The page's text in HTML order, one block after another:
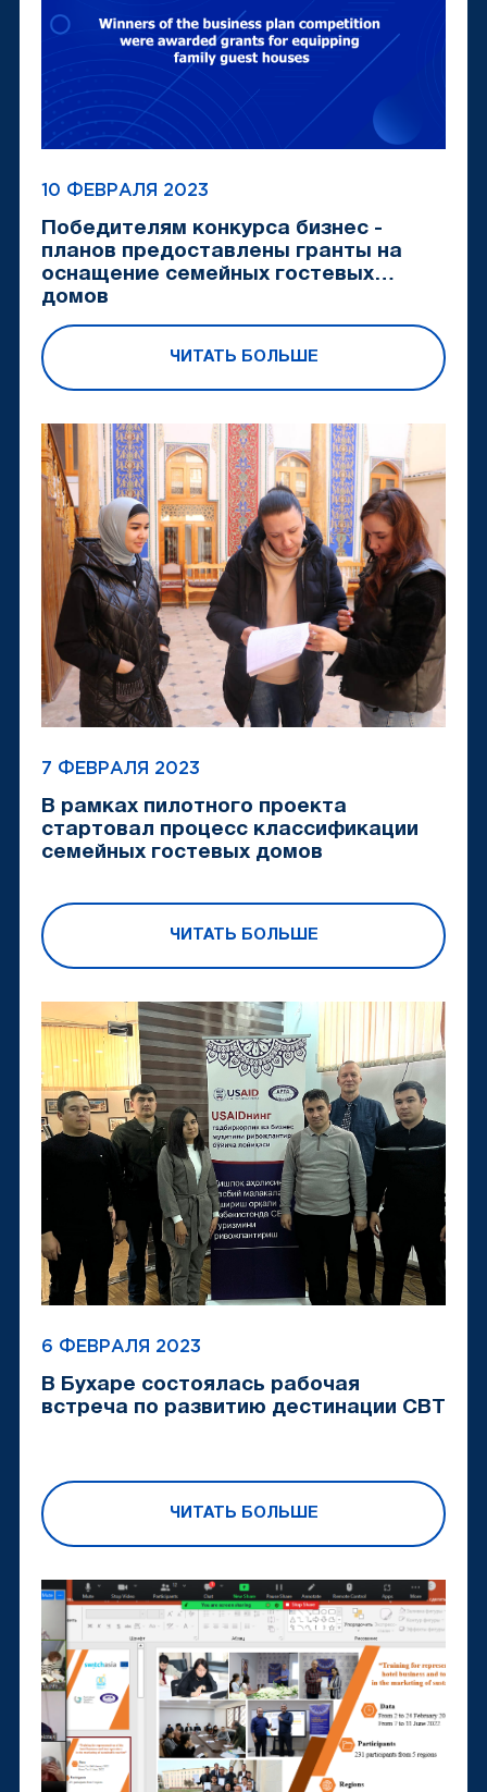
10 ФЕВРАЛЯ 2023
Победителям конкурса бизнес -
планов предоставлены гранты на
оснащение семейных гостевых
домов
ЧИТАТЬ БОЛЬШЕ
7 ФЕВРАЛЯ 2023
В рамках пилотного проекта
стартовал процесс классификации
семейных гостевых домов
ЧИТАТЬ БОЛЬШЕ
6 ФЕВРАЛЯ 2023
В Бухаре состоялась рабочая
встреча по развитию дестинации CBT
ЧИТАТЬ БОЛЬШЕ